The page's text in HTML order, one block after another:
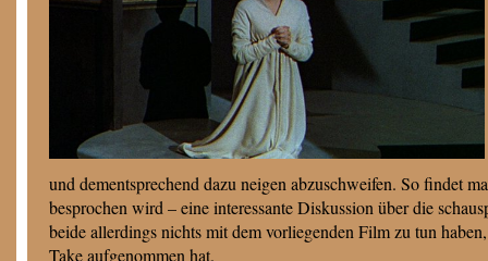
und dementsprechend dazu neigen abzuschweifen. So findet
besprochen wird – eine interessante Diskussion über die
beide allerdings nichts mit dem vorliegenden Film zu tun
Take aufgenommen hat.